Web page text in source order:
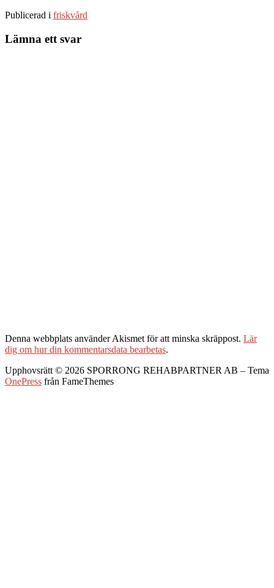
Publicerad i friskvård
Lämna ett svar
Denna webbplats använder Akismet för att minska skräppost. Lär
dig om hur din kommentarsdata bearbetas.
Upphovsrätt © 2026 SPORRONG REHABPARTNER AB – Tema
OnePress från FameThemes